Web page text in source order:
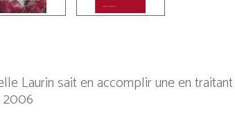
Laurin sait en accomplir une en
2006